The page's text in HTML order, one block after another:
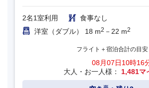
2名1室利用
食事なし
洋室（ダブル） 18 m2 －22 m2
フライト＋宿泊合計の目安
08月07日10時16
大人・お一人様： 1,481マ